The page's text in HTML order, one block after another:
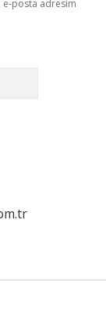
e-posta adresim